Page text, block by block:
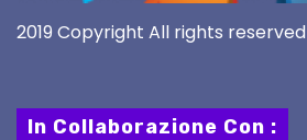
2019 Copyright All rights reserved
In Collaborazione Con :